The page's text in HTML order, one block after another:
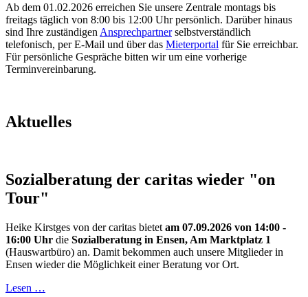
Ab dem 01.02.2026 erreichen Sie unsere Zentrale montags bis
freitags täglich von 8:00 bis 12:00 Uhr persönlich. Darüber hinaus
sind Ihre zuständigen Ansprechpartnerselbstverständlich
telefonisch, per E-Mail und über das Mieterportal für Sie erreichbar.
Für persönliche Gespräche bitten wir um eine vorherige
Terminvereinbarung.
Aktuelles
Sozialberatung der caritas wieder "on
Tour"
Heike Kirstges von der caritas bietet am 07.09.2026 von 14:00 -
16:00 Uhr die Sozialberatung in Ensen, Am Marktplatz 1
(Hauswartbüro) an. Damit bekommen auch unsere Mitglieder in
Ensen wieder die Möglichkeit einer Beratung vor Ort.
Lesen …